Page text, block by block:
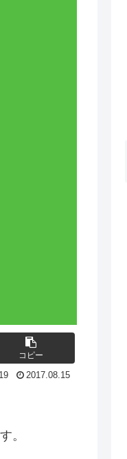
コピー
2017.08.15
。